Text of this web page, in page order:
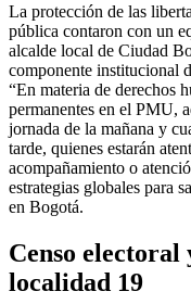
La protección de las
pública contaron con un
alcalde local de Ciudad
componente institucional
“En materia de derechos
permanentes en el PMU,
jornada de la mañana y
tarde, quienes estarán
acompañamiento o
estrategias globales para
en Bogotá.
Censo electoral
localidad 19